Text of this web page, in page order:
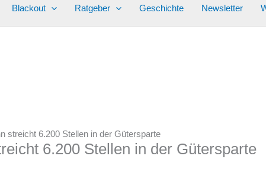
Blackout Ratgeber Geschichte Newsletter
streicht 6.200 Stellen in der Gütersparte
6.200 Stellen in der Gütersparte